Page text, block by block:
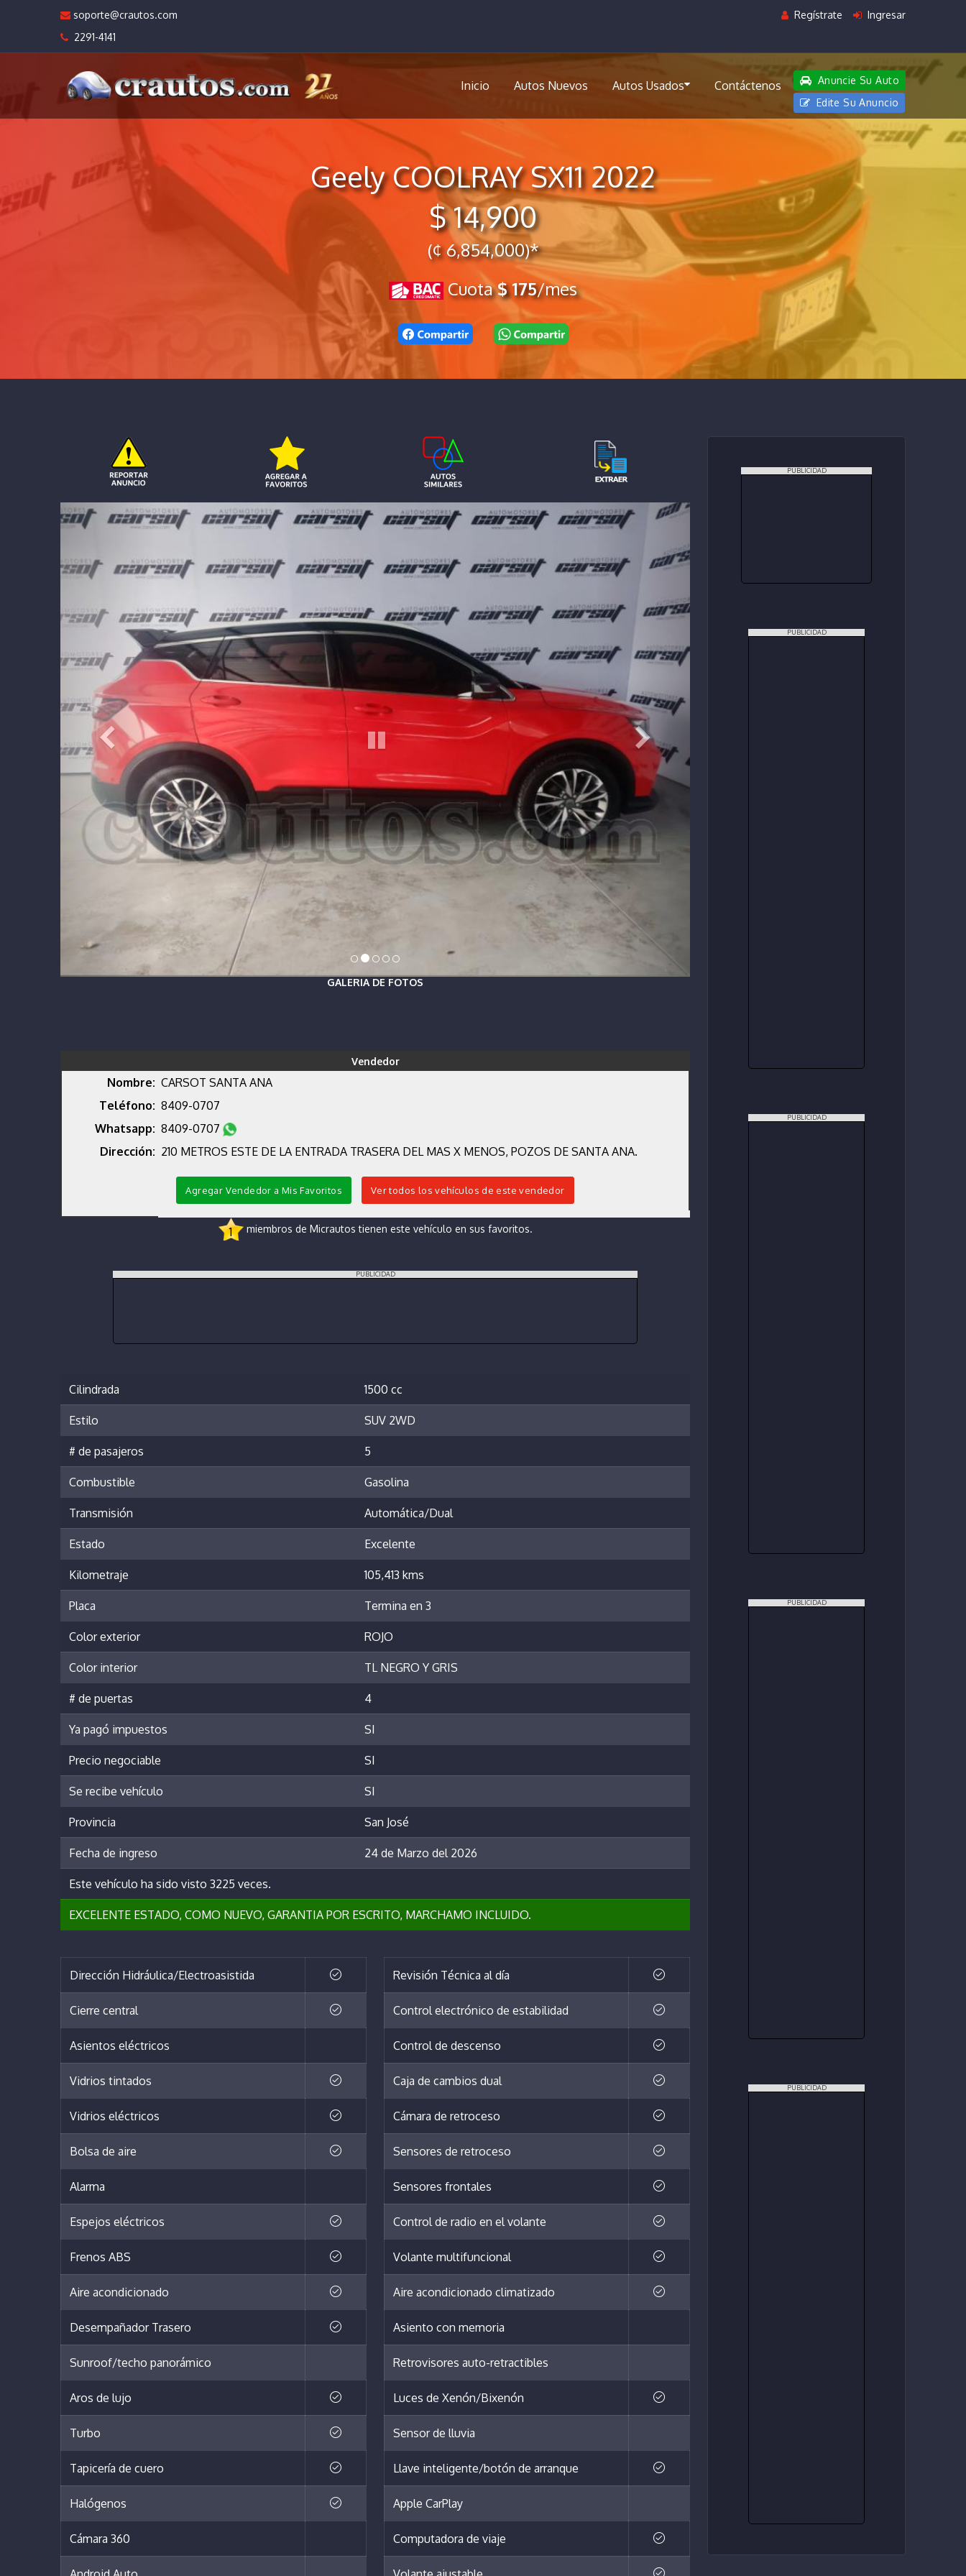
soporte@crautos.com
2291-4141
Regístrate Ingresar
Inicio Autos Nuevos Autos Usados Contáctenos
Anuncie Su Auto
Edite Su Anuncio
Geely COOLRAY SX11 2022
$ 14,900
(¢ 6,854,000)*
Cuota$ 175/mes
GALERIA DE FOTOS
Vendedor
Nombre: CARSOT SANTA ANA
Teléfono: 8409-0707
Whatsapp: 8409-0707
Dirección: 210 METROS ESTE DE LA ENTRADA TRASERA DEL MAS X MENOS, POZOS DE SANTA ANA.
Agregar Vendedor a Mis Favoritos Ver todos los vehículos de este vendedor
1 miembros de Micrautos tienen este vehículo en sus favoritos.
PUBLICIDAD
Cilindrada 1500 cc
Estilo SUV 2WD
# de pasajeros 5
Combustible Gasolina
Transmisión Automática/Dual
Estado Excelente
Kilometraje 105,413 kms
Placa Termina en 3
Color exterior ROJO
Color interior TL NEGRO Y GRIS
# de puertas 4
Ya pagó impuestos SI
Precio negociable SI
Se recibe vehículo SI
Provincia San José
Fecha de ingreso 24 de Marzo del 2026
Este vehículo ha sido visto 3225 veces.
EXCELENTE ESTADO, COMO NUEVO, GARANTIA POR ESCRITO, MARCHAMO INCLUIDO.
Dirección Hidráulica/Electroasistida
Cierre central
Asientos eléctricos
Vidrios tintados
Vidrios eléctricos
Bolsa de aire
Alarma
Espejos eléctricos
Frenos ABS
Aire acondicionado
Desempañador Trasero
Sunroof/techo panorámico
Aros de lujo
Turbo
Tapicería de cuero
Halógenos
Cámara 360
Revisión Técnica al día
Control electrónico de estabilidad
Control de descenso
Caja de cambios dual
Cámara de retroceso
Sensores de retroceso
Sensores frontales
Control de radio en el volante
Volante multifuncional
Aire acondicionado climatizado
Asiento con memoria
Retrovisores auto-retractibles
Luces de Xenón/Bixenón
Sensor de lluvia
Llave inteligente/botón de arranque
Apple CarPlay
Computadora de viaje
PUBLICIDAD
PUBLICIDAD
PUBLICIDAD
PUBLICIDAD
PUBLICIDAD